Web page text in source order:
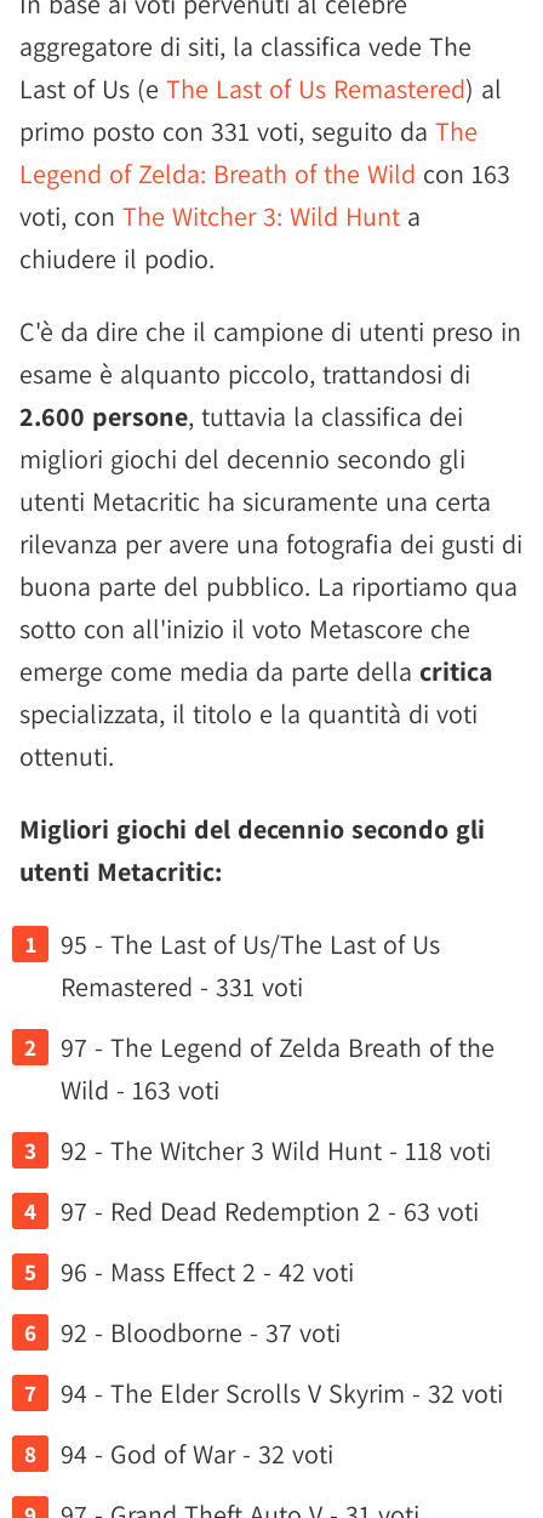
aggregatore di siti, la classifica vede The
Last of Us (e The Last of Us Remastered) al
primo posto con 331 voti, seguito da The
Legend of Zelda: Breath of the Wild con 163
voti, con The Witcher 3: Wild Hunt a
chiudere il podio.
C'è da dire che il campione di utenti preso in
esame è alquanto piccolo, trattandosi di
2.600 persone, tuttavia la classifica dei
migliori giochi del decennio secondo gli
utenti Metacritic ha sicuramente una certa
rilevanza per avere una fotografia dei gusti di
buona parte del pubblico. La riportiamo qua
sotto con all'inizio il voto Metascore che
emerge come media da parte della critica
specializzata, il titolo e la quantità di voti
ottenuti.
Migliori giochi del decennio secondo gli
utenti Metacritic:
95 - The Last of Us/The Last of Us
Remastered - 331 voti
97 - The Legend of Zelda Breath of the
Wild - 163 voti
92 - The Witcher 3 Wild Hunt - 118 voti
97 - Red Dead Redemption 2 - 63 voti
96 - Mass Effect 2 - 42 voti
92 - Bloodborne - 37 voti
94 - The Elder Scrolls V Skyrim - 32 voti
94 - God of War - 32 voti